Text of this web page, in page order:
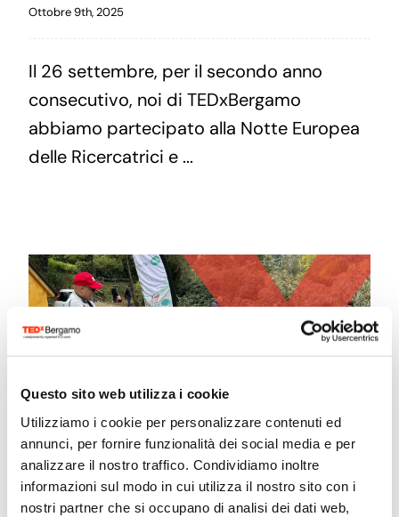
Questo sito web utilizza i cookie
Utilizziamo i cookie per personalizzare contenuti ed
annunci, per fornire funzionalità dei social media e per
analizzare il nostro traffico. Condividiamo inoltre
informazioni sul modo in cui utilizza il nostro sito con i
nostri partner che si occupano di analisi dei dati web,
Ottobre 9th, 2025
Il 26 settembre, per il secondo anno
consecutivo, noi di TEDxBergamo
abbiamo partecipato alla Notte Europea
delle Ricercatrici e ...
Insieme per un futuro più verde
Ottobre 6th, 2025